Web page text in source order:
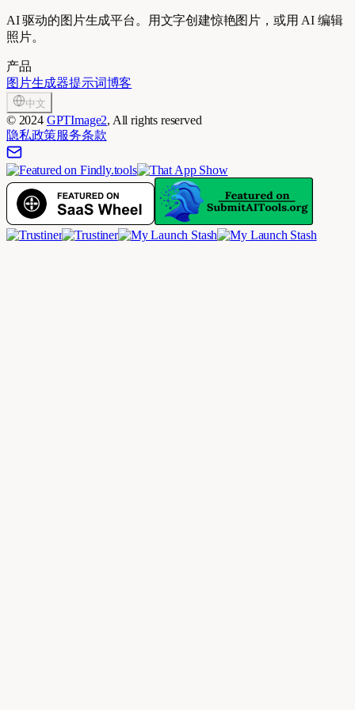
AI 驱动的图片生成平台。用文字创建惊艳图片，或用 AI 编辑
照片。
产品
图片生成器提示词博客
中文
© 2024 GPTImage2, All rights reserved
隐私政策服务条款